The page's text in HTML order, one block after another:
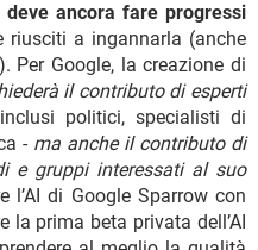
deve ancora fare progressi
riusciti a ingannarla (anche
Per Google, la creazione di
il contributo di esperti
politici, specialisti di
- ma anche il contributo di
e gruppi interessati al suo
l’AI di Google Sparrow con
la prima beta privata dell’AI